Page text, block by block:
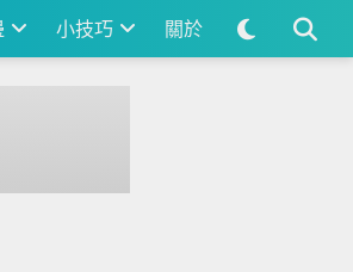
小技巧 關於